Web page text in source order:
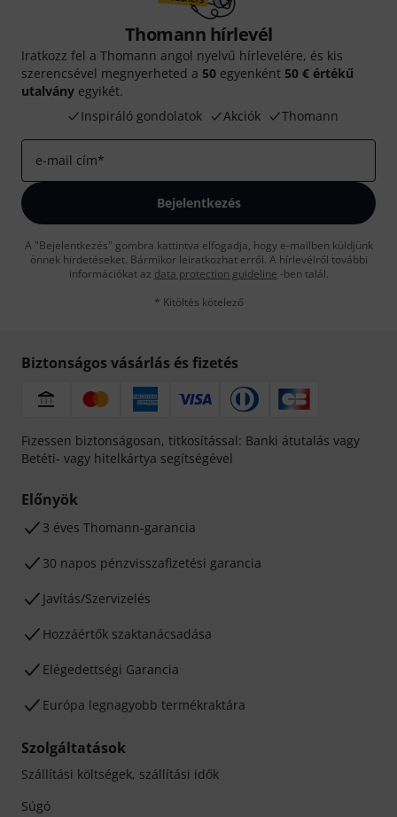
Thomann hírlevél
Iratkozz fel a Thomann angol nyelvű hírlevelére, és kis
szerencsével megnyerheted a 50 egyenként 50 € értékű
utalvány egyikét.
Inspiráló gondolatok
Akciók Thomann
e-mail cím*
Bejelentkezés
A "Bejelentkezés" gombra kattintva elfogadja, hogy e-mailben küldjünk
önnek hirdetéseket. Bármikor leiratkozhat erről. A hírlevélről további
információkat az data protection guideline -ben talál.
* Kitöltés kötelező
Biztonságos vásárlás és fizetés
Fizessen biztonságosan, titkosítással: Banki átutalás vagy
Betéti- vagy hitelkártya segítségével
Előnyök
3 éves Thomann-garancia
30 napos pénzvisszafizetési garancia
Javítás/Szervizelés
Hozzáértők szaktanácsadása
Elégedettségi Garancia
Európa legnagyobb termékraktára
Szolgáltatások
Szállítási költségek, szállítási idők
Súgó